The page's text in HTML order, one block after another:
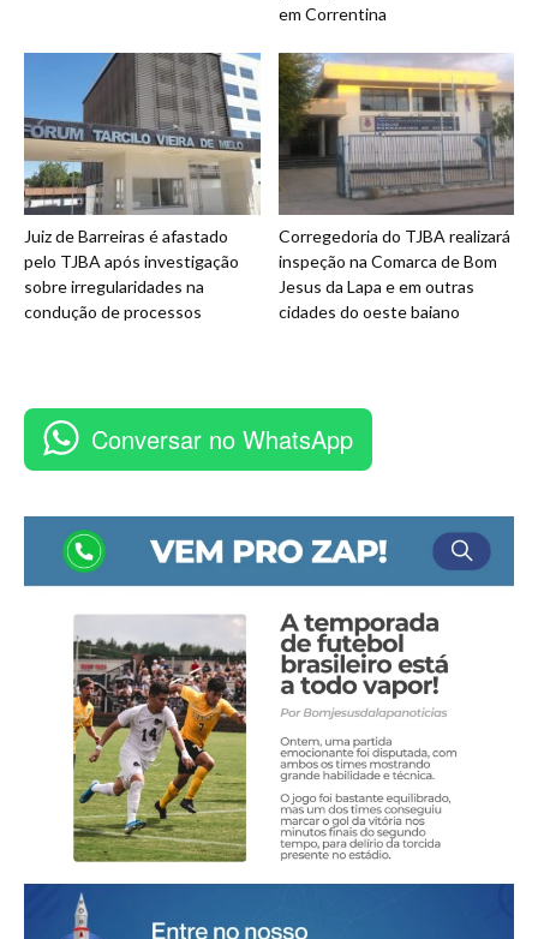
em Correntina
Juiz de Barreiras é afastado
pelo TJBA após investigação
sobre irregularidades na
condução de processos
Corregedoria do TJBA realizará
inspeção na Comarca de Bom
Jesus da Lapa e em outras
cidades do oeste baiano
Conversar no WhatsApp